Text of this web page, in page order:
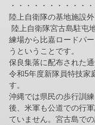
・・・・・・・・・・・
陸上自衛隊の基地施設
陸上自衛隊宮古島駐屯
練場から比嘉ロードパ
うということです。
保良集落に配布された
令和5年度新隊員特技家
す。
沖縄では県民の歩行訓
後、米軍も公道での行
ていません。宮古島で